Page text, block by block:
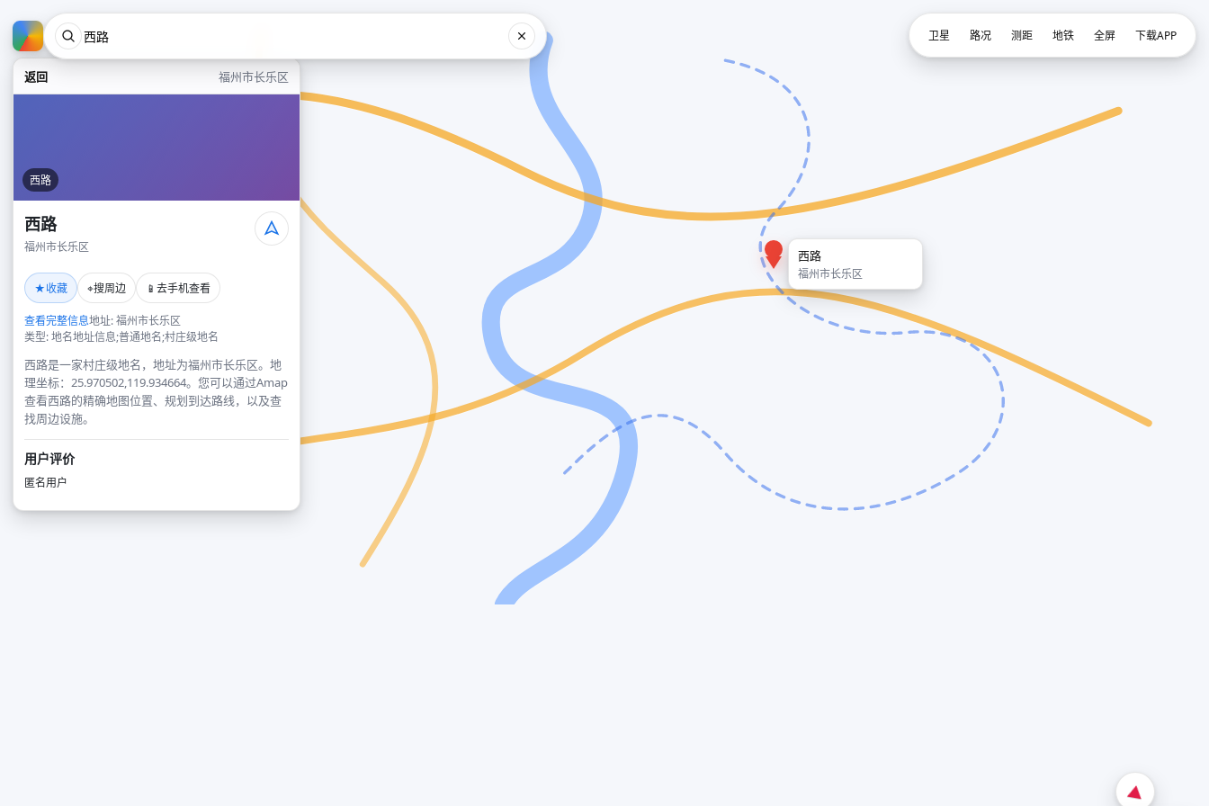
返回 福州市长乐区
西路
西路
福州市长乐区
★收藏 ⌖搜周边 📱 去手机查看
查看完整信息地址: 福州市长乐区
类型: 地名地址信息;普通地名;村庄级地名
西路是一家村庄级地名，地址为福州市长乐区。地
理坐标：25.970502,119.934664。您可以通过Amap
查看西路的精确地图位置、规划到达路线，以及查
找周边设施。
用户评价
匿名用户
西路
福州市长乐区
卫星 路况 测距 地铁 全屏 下载APP